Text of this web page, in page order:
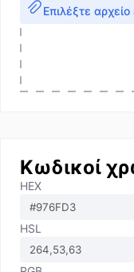
Επιλέξτε αρχείο
Κωδικοί
HEX
HSL